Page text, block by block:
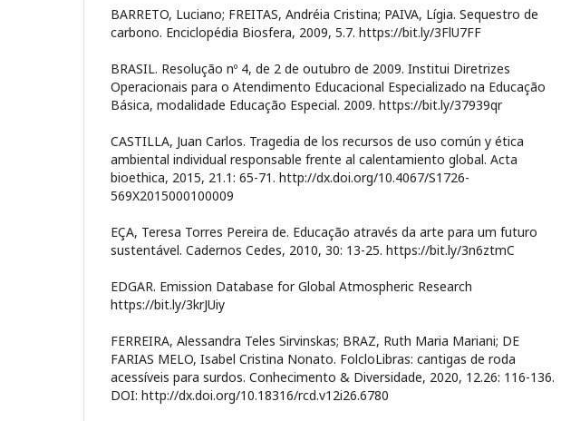
BARRETO, Luciano; FREITAS, Andréia Cristina; PAIVA, Lígia. Sequestro de
carbono. Enciclopédia Biosfera, 2009, 5.7. https://bit.ly/3FlU7FF
BRASIL. Resolução nº 4, de 2 de outubro de 2009. Institui Diretrizes
Operacionais para o Atendimento Educacional Especializado na Educação
Básica, modalidade Educação Especial. 2009. https://bit.ly/37939qr
CASTILLA, Juan Carlos. Tragedia de los recursos de uso común y ética
ambiental individual responsable frente al calentamiento global. Acta
bioethica, 2015, 21.1: 65-71. http://dx.doi.org/10.4067/S1726-
569X2015000100009
EÇA, Teresa Torres Pereira de. Educação através da arte para um futuro
sustentável. Cadernos Cedes, 2010, 30: 13-25. https://bit.ly/3n6ztmC
EDGAR. Emission Database for Global Atmospheric Research
https://bit.ly/3krJUiy
FERREIRA, Alessandra Teles Sirvinskas; BRAZ, Ruth Maria Mariani; DE
FARIAS MELO, Isabel Cristina Nonato. FolcloLibras: cantigas de roda
acessíveis para surdos. Conhecimento & Diversidade, 2020, 12.26: 116-136.
DOI: http://dx.doi.org/10.18316/rcd.v12i26.6780